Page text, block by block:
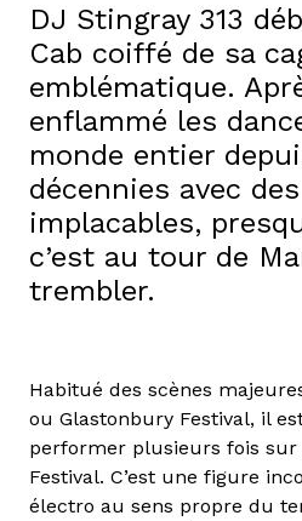
DJ Stingray 313
Cab coiffé de sa
emblématique.
enflammé les
monde entier
décennies avec
implacables,
c’est au tour de
trembler.
Habitué des scènes
ou Glastonbury Festival, il
performer plusieurs fois sur
Festival. C’est une figure
électro au sens propre du